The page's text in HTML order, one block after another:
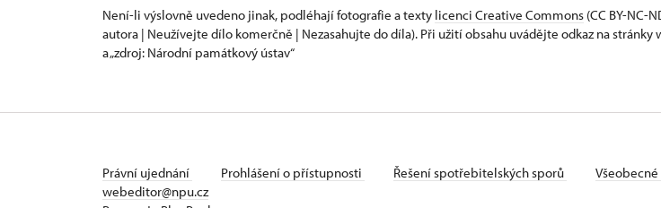
Není-li výslovně uvedeno jinak, podléhají fotografie a texty licenci Creative Commons (CC BY-NC-
autora | Neužívejte dílo komerčně | Nezasahujte do díla). Při užití obsahu uvádějte odkaz na stránky
a „zdroj: Národní památkový ústav“
Právní ujednání Prohlášení o přístupnosti Řešení spotřebitelských sporů
webeditor@npu.cz